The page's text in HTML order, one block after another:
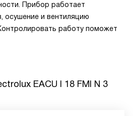
Прибор работает
осушение и вентиляцию
работу поможет
EACU I 18 FMI N 3